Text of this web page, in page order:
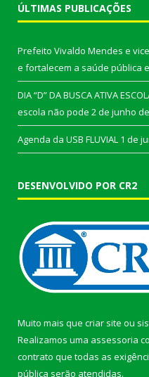
ÚLTIMAS PUBLICAÇÕES
Prefeito Vivaldo Mendes e
e fortalecem a saúde pública
DIA “D” DA BUSCA ATIVA
escola não pode 2 de junho
Agenda da USB FLUVIAL 1 de
DESENVOLVIDO POR CR2
Muito mais que criar site ou
Realizamos uma assessoria
contrato que todas as
pública serão atendidas.